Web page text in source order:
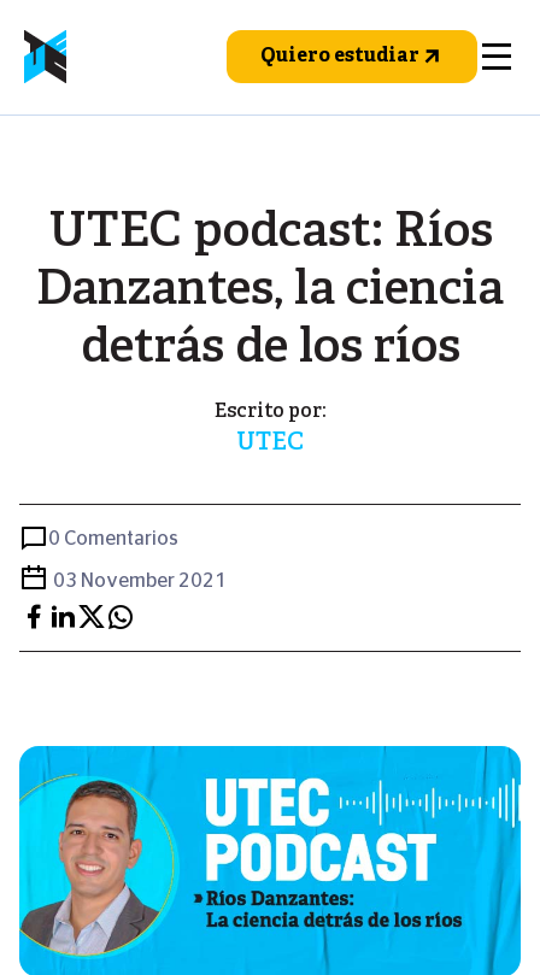
contenido
Quiero estudiar
UTEC podcast: Ríos
Danzantes, la ciencia
detrás de los ríos
Escrito por:
UTEC
0 Comentarios
03 November 2021